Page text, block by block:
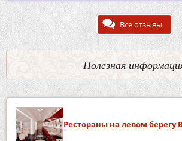
Все отзывы
Полезная
Рестораны на левом берегу